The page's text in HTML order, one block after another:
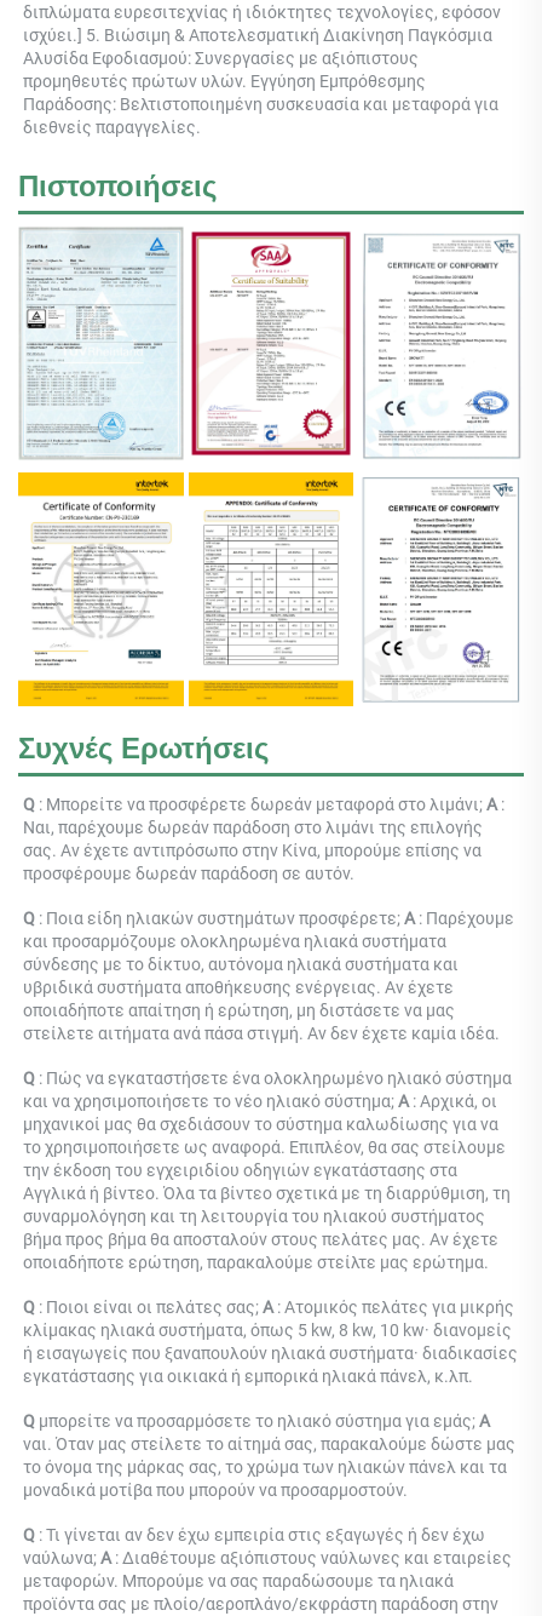
διπλώματα ευρεσιτεχνίας ή ιδιόκτητες τεχνολογίες, εφόσον
ισχύει.] 5. Βιώσιμη & Αποτελεσματική Διακίνηση Παγκόσμια
Αλυσίδα Εφοδιασμού: Συνεργασίες με αξιόπιστους
προμηθευτές πρώτων υλών. Εγγύηση Εμπρόθεσμης
Παράδοσης: Βελτιστοποιημένη συσκευασία και μεταφορά για
διεθνείς παραγγελίες.
Πιστοποιήσεις
Συχνές Ερωτήσεις
Q : Μπορείτε να προσφέρετε δωρεάν μεταφορά στο λιμάνι; Α :
Ναι, παρέχουμε δωρεάν παράδοση στο λιμάνι της επιλογής
σας. Αν έχετε αντιπρόσωπο στην Κίνα, μπορούμε επίσης να
προσφέρουμε δωρεάν παράδοση σε αυτόν.
Q : Ποια είδη ηλιακών συστημάτων προσφέρετε; Α : Παρέχουμε
και προσαρμόζουμε ολοκληρωμένα ηλιακά συστήματα
σύνδεσης με το δίκτυο, αυτόνομα ηλιακά συστήματα και
υβριδικά συστήματα αποθήκευσης ενέργειας. Αν έχετε
οποιαδήποτε απαίτηση ή ερώτηση, μη διστάσετε να μας
στείλετε αιτήματα ανά πάσα στιγμή. Αν δεν έχετε καμία ιδέα.
Q : Πώς να εγκαταστήσετε ένα ολοκληρωμένο ηλιακό σύστημα
και να χρησιμοποιήσετε το νέο ηλιακό σύστημα; Α : Αρχικά, οι
μηχανικοί μας θα σχεδιάσουν το σύστημα καλωδίωσης για να
το χρησιμοποιήσετε ως αναφορά. Επιπλέον, θα σας στείλουμε
την έκδοση του εγχειριδίου οδηγιών εγκατάστασης στα
Αγγλικά ή βίντεο. Όλα τα βίντεο σχετικά με τη διαρρύθμιση, τη
συναρμολόγηση και τη λειτουργία του ηλιακού συστήματος
βήμα προς βήμα θα αποσταλούν στους πελάτες μας. Αν έχετε
οποιαδήποτε ερώτηση, παρακαλούμε στείλτε μας ερώτημα.
Q : Ποιοι είναι οι πελάτες σας; Α : Ατομικός πελάτες για μικρής
κλίμακας ηλιακά συστήματα, όπως 5 kw, 8 kw, 10 kw· διανομείς
ή εισαγωγείς που ξαναπουλούν ηλιακά συστήματα· διαδικασίες
εγκατάστασης για οικιακά ή εμπορικά ηλιακά πάνελ, κ.λπ.
Q μπορείτε να προσαρμόσετε το ηλιακό σύστημα για εμάς;
Α
ναι. Όταν μας στείλετε το αίτημά σας, παρακαλούμε δώστε μας
το όνομα της μάρκας σας, το χρώμα των ηλιακών πάνελ και τα
μοναδικά μοτίβα που μπορούν να προσαρμοστούν.
Q : Τι γίνεται αν δεν έχω εμπειρία στις εξαγωγές ή δεν έχω
ναύλωνα; Α : Διαθέτουμε αξιόπιστους ναύλωνες και εταιρείες
μεταφορών. Μπορούμε να σας παραδώσουμε τα ηλιακά
προϊόντα σας με πλοίο/αεροπλάνο/εκφράστη παράδοση στην